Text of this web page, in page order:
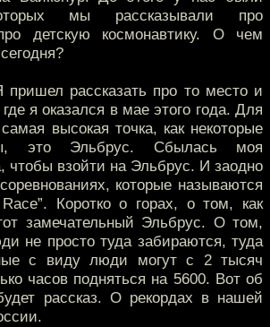
мы рассказывали про
детскую космонавтику. О чем
пришел рассказать про то место и
я оказался в мае этого года. Для
высокая точка, как некоторые
это Эльбрус. Сбылась моя
чтобы взойти на Эльбрус. И заодно
которые называются
Коротко о горах, о том, как
замечательный Эльбрус. О том,
не просто туда забираются, туда
с виду люди могут с 2 тысяч
часов подняться на 5600. Вот об
рассказ. О рекордах в нашей